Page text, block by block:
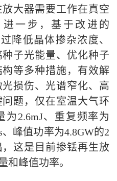
大器需要工作在真空
一步，基于改进的
降低晶体掺杂浓度、
子光能量、优化种子
等多种措施，有效解
损伤、光谱窄化、高
题，仅在室温大气环
2.6mJ、重复频率为
峰值功率为4.8GW的2
这是目前掺铥再生放
和峰值功率。